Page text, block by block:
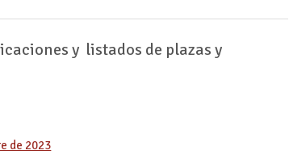
y listados de plazas y
de 2023